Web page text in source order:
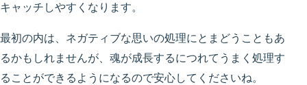
キャッチしやすくなります。
最初の内は、ネガティブな思いの処理にとまどうこともあ
るかもしれませんが、魂が成長するにつれてうまく処理す
ることができるようになるので安心してくださいね。